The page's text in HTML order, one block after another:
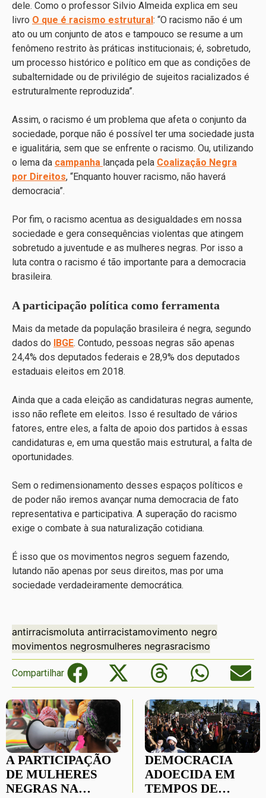
dele. Como o professor Silvio Almeida explica em seu
livro O que é racismo estrutural : “O racismo não é um
ato ou um conjunto de atos e tampouco se resume a um
fenômeno restrito às práticas institucionais; é, sobretudo,
um processo histórico e político em que as condições de
subalternidade ou de privilégio de sujeitos racializados é
estruturalmente reproduzida”.
Assim, o racismo é um problema que afeta o conjunto da
sociedade, porque não é possível ter uma sociedade justa
e igualitária, sem que se enfrente o racismo. Ou, utilizando
o lema da campanha lançada pela Coalização Negra
por Direitos, “Enquanto houver racismo, não haverá
democracia”.
Por fim, o racismo acentua as desigualdades em nossa
sociedade e gera consequências violentas que atingem
sobretudo a juventude e as mulheres negras. Por isso a
luta contra o racismo é tão importante para a democracia
brasileira.
A participação política como ferramenta
Mais da metade da população brasileira é negra, segundo
dados do
IBGE. Contudo, pessoas negras são apenas
24,4% dos deputados federais e 28,9% dos deputados
estaduais eleitos em 2018.
Ainda que a cada eleição as candidaturas negras aumente,
isso não reflete em eleitos. Isso é resultado de vários
fatores, entre eles, a falta de apoio dos partidos à essas
candidaturas e, em uma questão mais estrutural, a falta de
oportunidades.
Sem o redimensionamento desses espaços políticos e
de poder não iremos avançar numa democracia de fato
representativa e participativa. A superação do racismo
exige o combate à sua naturalização cotidiana.
É isso que os movimentos negros seguem fazendo,
lutando não apenas por seus direitos, mas por uma
sociedade verdadeiramente democrática.
antirracismoluta antirracistamovimento negro
movimentos negrosmulheres negrasracismo
Compartilhar
A PARTICIPAÇÃO
DE MULHERES
NEGRAS NA
DEMOCRACIA
ADOECIDA EM
TEMPOS DE